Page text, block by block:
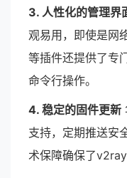
3. 人性化的管理界
观易用，即使是网
等插件还提供了专
命令行操作。
4. 稳定的固件更新
支持，定期推送安
术保障确保了v2ray